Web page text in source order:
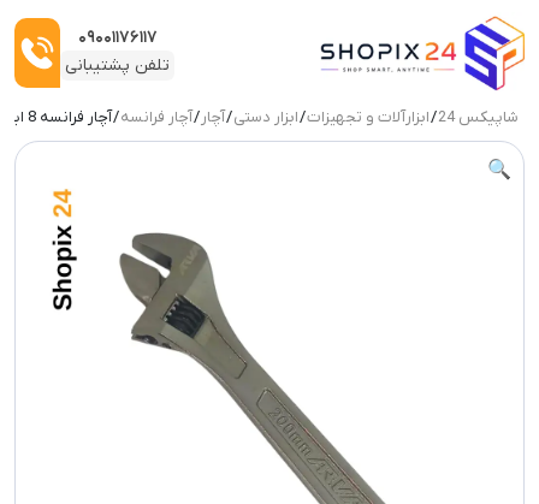
۰۹۰۰۱۱۷۶۱۱۷
تلفن پشتیبانی
شاپیکس 24 /ابزارآلات و تجهیزات/ابزار دستی/آچار/آچار فرانسه/ آچار فرانسه 8 اینچ آروا مدل 4430
🔍